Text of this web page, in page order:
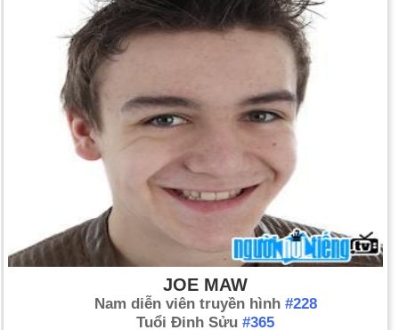
JOE MAW
Nam diễn viên truyền hình #228
Tuổi Đinh Sửu #365